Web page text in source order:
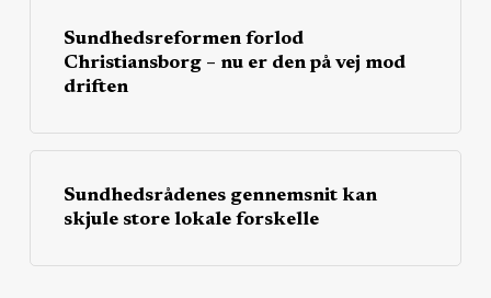
Sundhedsreformen forlod
Christiansborg – nu er den på vej mod
driften
Sundhedsrådenes gennemsnit kan
skjule store lokale forskelle